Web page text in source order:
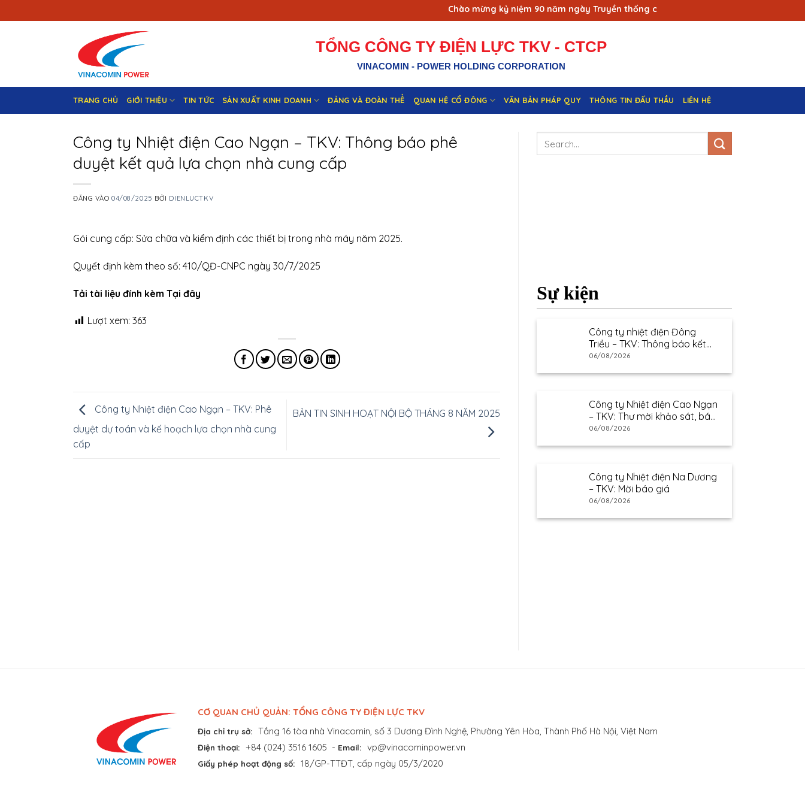
qua
Chào mừng kỷ niệm 90 năm ngày Truyền thống công nhân Vùng mỏ - Truyền thống
TỔNG CÔNG TY ĐIỆN LỰC TKV - CTCP
VINACOMIN - POWER HOLDING CORPORATION
TRANG CHỦ GIỚI THIỆU TIN TỨC SẢN XUẤT KINH DOANH ĐẢNG VÀ ĐOÀN THỂ QUAN HỆ CỔ ĐÔNG VĂN BẢN PHÁP QUY THÔNG TIN ĐẤU THẦU LIÊN HỆ
Công ty Nhiệt điện Cao Ngạn – TKV: Thông báo phê
duyệt kết quả lựa chọn nhà cung cấp
ĐĂNG VÀO04/08/2025 BỞI DIENLUCTKV
Gói cung cấp: Sửa chữa và kiểm định các thiết bị trong nhà máy năm 2025.
Quyết định kèm theo số: 410/QĐ-CNPC ngày 30/7/2025
Tải tài liệu đính kèm Tại đây
Lượt xem: 363
Công ty Nhiệt điện Cao Ngạn – TKV: Phê
duyệt dự toán và kế hoạch lựa chọn nhà cung
cấp
BẢN TIN SINH HOẠT NỘI BỘ THÁNG 8 NĂM 2025
Sự kiện
Công ty nhiệt điện Đông
Triều – TKV: Thông báo kết
quả lựa chọn nhà cung cấp
06/08/2026
Công ty Nhiệt điện Cao Ngạn
– TKV: Thư mời khảo sát, báo
giá
06/08/2026
Công ty Nhiệt điện Na Dương
– TKV: Mời báo giá
06/08/2026
CƠ QUAN CHỦ QUẢN: TỔNG CÔNG TY ĐIỆN LỰC TKV
Địa chỉ trụ sở: Tầng 16 tòa nhà Vinacomin, số 3 Dương Đình Nghệ, Phường Yên Hòa, Thành Phố Hà Nội, Việt Nam
Điện thoại: +84 (024) 3516 1605 - Email: vp@vinacominpower.vn
Giấy phép hoạt động số: 18/GP-TTĐT, cấp ngày 05/3/2020